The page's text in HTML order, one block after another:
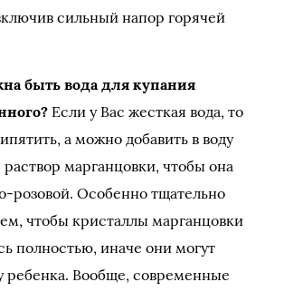
сильный напор горячей
быть вода для купания
Если у Вас жесткая вода, то
а можно добавить в воду
марганцовки, чтобы она
розовой. Особенно тщательно
чтобы кристаллы марганцовки
полностью, иначе они могут
ребенка. Вообще, современные